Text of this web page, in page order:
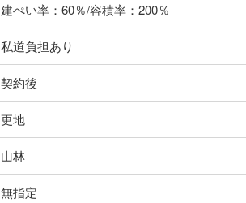
建ぺい率：60％/容積率：200％
私道負担あり
契約後
更地
山林
無指定